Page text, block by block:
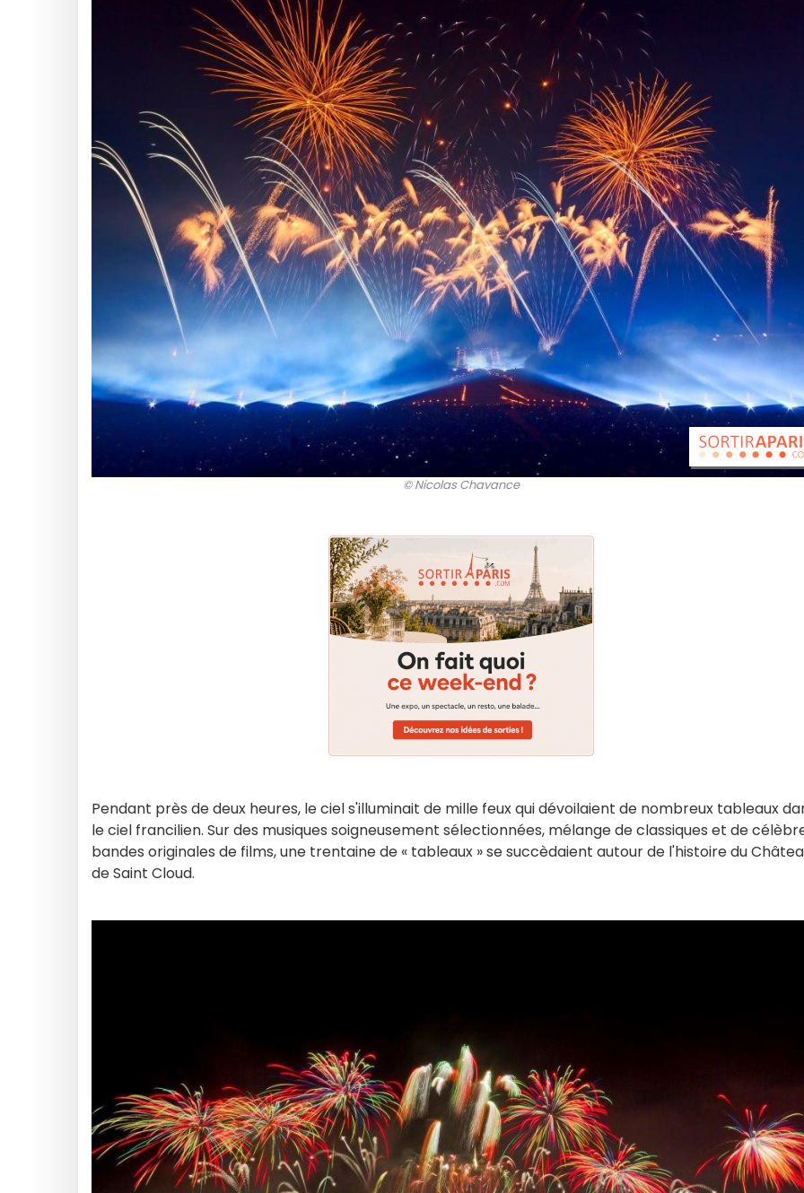
© Nicolas Chavance
Pendant près de deux heures, le ciel s'illuminait de mille feux qui dévoilaient de nombreux tableaux
le ciel francilien. Sur des musiques soigneusement sélectionnées, mélange de classiques et de
bandes originales de films, une trentaine de « tableaux » se succèdaient autour de l'histoire du
de Saint Cloud.